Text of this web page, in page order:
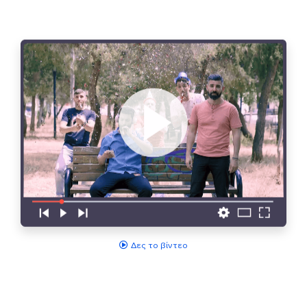
Δες το βίντεο